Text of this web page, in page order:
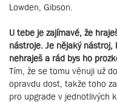
Lowden, Gibson.
U tebe je zajímavé, že
nástroje. Je nějaký
nehraješ a rád bys ho
Tím, že se tomu věnuji už
opravdu dost, takže toho
pro upgrade v jednotlivých